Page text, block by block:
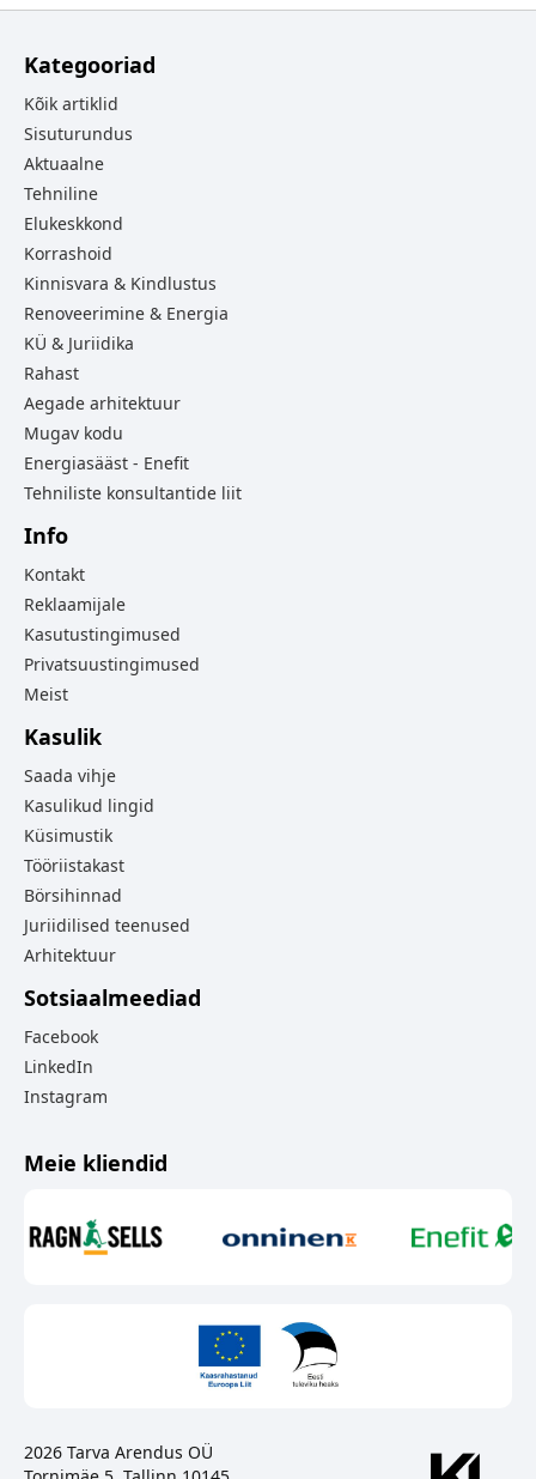
Kategooriad
Kõik artiklid
Sisuturundus
Aktuaalne
Tehniline
Elukeskkond
Korrashoid
Kinnisvara & Kindlustus
Renoveerimine & Energia
KÜ & Juriidika
Rahast
Aegade arhitektuur
Mugav kodu
Energiasääst - Enefit
Tehniliste konsultantide liit
Info
Kontakt
Reklaamijale
Kasutustingimused
Privatsuustingimused
Meist
Kasulik
Saada vihje
Kasulikud lingid
Küsimustik
Tööriistakast
Börsihinnad
Juriidilised teenused
Arhitektuur
Sotsiaalmeediad
Facebook
LinkedIn
Instagram
Meie kliendid
2026 Tarva Arendus OÜ